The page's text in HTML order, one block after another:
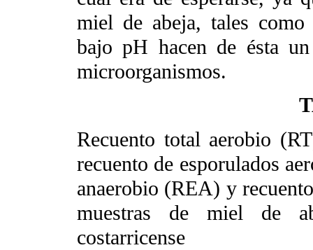
miel de abeja, tales
bajo pH hacen de ésta
microorganismos.
Recuento total aerobio
recuento de esporulados
anaerobio (REA) y
muestras de miel de
costarricense